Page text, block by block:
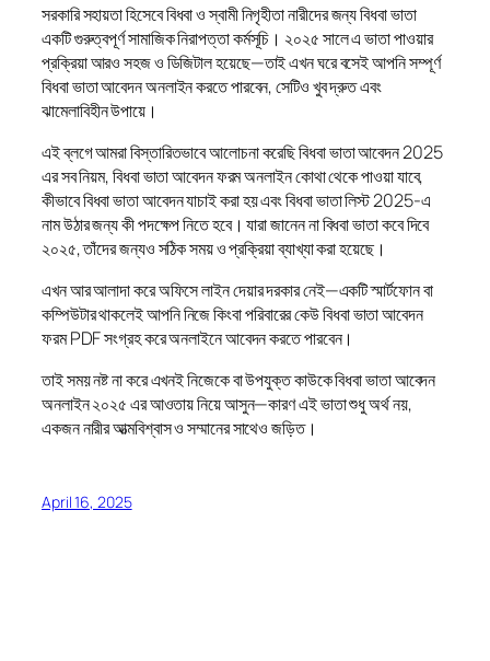
সরকারি সহায়তা হিসেবে বিধবা ও স্বামী নিগৃহীতা নারীদের জন্য বিধবা ভাতা
একটি গুরুত্বপূর্ণ সামাজিক নিরাপত্তা কর্মসূচি। ২০২৫ সালে এ ভাতা পাওয়ার
প্রক্রিয়া আরও সহজ ও ডিজিটাল হয়েছে—তাই এখন ঘরে বসেই আপনি সম্পূর্ণ
বিধবা ভাতা আবেদন অনলাইন করতে পারবেন, সেটিও খুব দ্রুত এবং
ঝামেলাবিহীন উপায়ে।
এই ব্লগে আমরা বিস্তারিতভাবে আলোচনা করেছি বিধবা ভাতা আবেদন 2025
এর সব নিয়ম, বিধবা ভাতা আবেদন ফরম অনলাইন কোথা থেকে পাওয়া যাবে,
কীভাবে বিধবা ভাতা আবেদন যাচাই করা হয় এবং বিধবা ভাতা লিস্ট 2025-এ
নাম উঠার জন্য কী পদক্ষেপ নিতে হবে। যারা জানেন না বিধবা ভাতা কবে দিবে
২০২৫, তাঁদের জন্যও সঠিক সময় ও প্রক্রিয়া ব্যাখ্যা করা হয়েছে।
এখন আর আলাদা করে অফিসে লাইন দেয়ার দরকার নেই—একটি স্মার্টফোন বা
কম্পিউটার থাকলেই আপনি নিজে কিংবা পরিবারের কেউ বিধবা ভাতা আবেদন
ফরম PDF সংগ্রহ করে অনলাইনে আবেদন করতে পারবেন।
তাই সময় নষ্ট না করে এখনই নিজেকে বা উপযুক্ত কাউকে বিধবা ভাতা আবেদন
অনলাইন ২০২৫ এর আওতায় নিয়ে আসুন—কারণ এই ভাতা শুধু অর্থ নয়,
একজন নারীর আত্মবিশ্বাস ও সম্মানের সাথেও জড়িত।
April 16, 2025